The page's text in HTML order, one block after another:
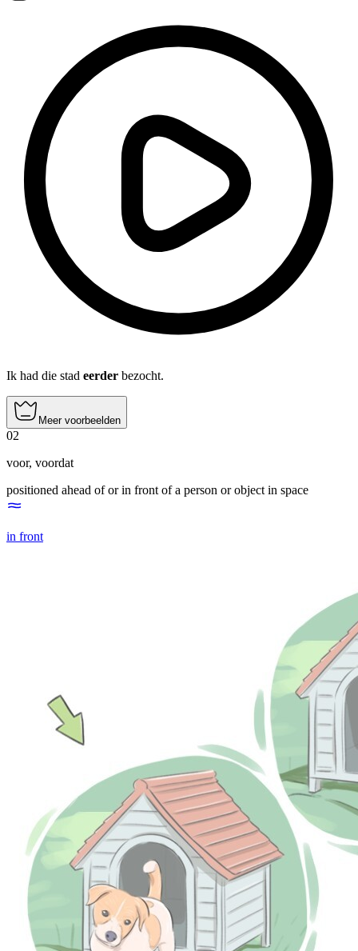
Ik had die stad eerder bezocht.
Meer voorbeelden
02
voor, voordat
positioned ahead of or in front of a person or object in space
in front